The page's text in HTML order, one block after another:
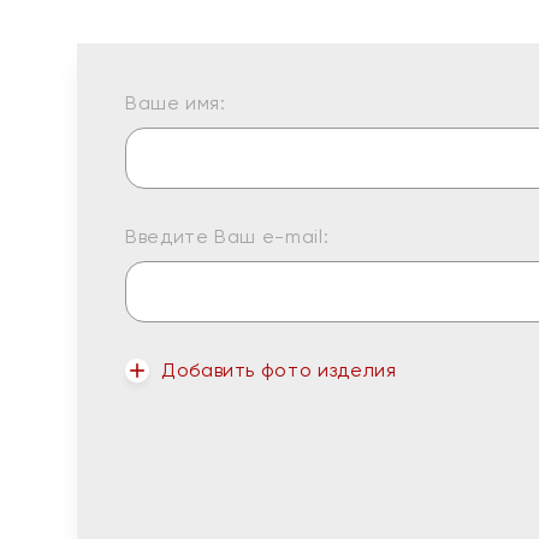
Ваше имя:
Введите Ваш e-mail:
Добавить фото изделия